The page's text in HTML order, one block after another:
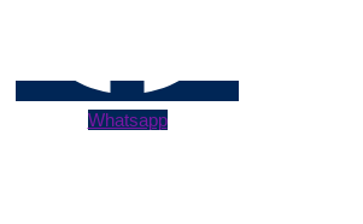
Whatsapp